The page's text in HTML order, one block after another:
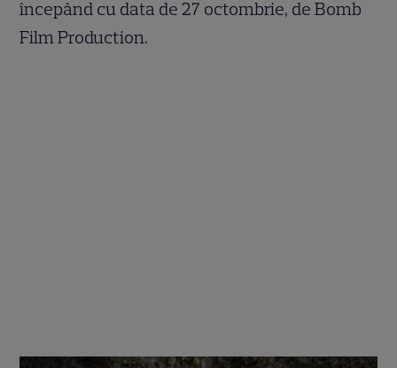
începând cu data de 27 octombrie, de Bomb
Film Production.